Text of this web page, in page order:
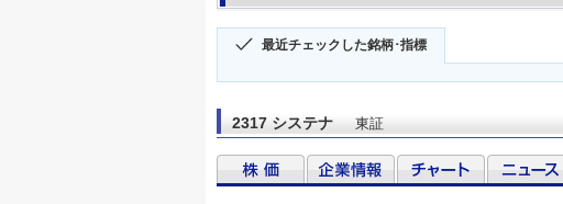
最近チェックした銘柄･指標
2317 システナ 東証